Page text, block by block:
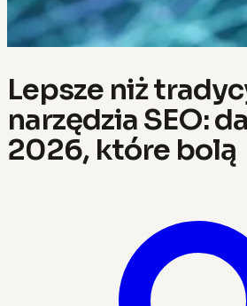
Lepsze niż
narzędzia SEO:
2026, które bolą